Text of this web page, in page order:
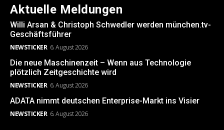
Aktuelle Meldungen
Willi Arsan & Christoph Schwedler werden münchen.tv-
Geschäftsführer
NEWSTICKER 6. August 2026
Die neue Maschinenzeit – Wenn aus Technologie
plötzlich Zeitgeschichte wird
NEWSTICKER 6. August 2026
ADATA nimmt deutschen Enterprise-Markt ins Visier
NEWSTICKER 6. August 2026